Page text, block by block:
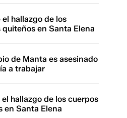
hallazgo de los
en Santa Elena
de Manta es asesinado
a trabajar
hallazgo de los cuerpos
en Santa Elena